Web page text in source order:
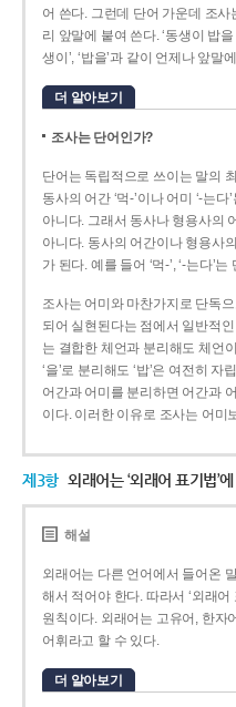
어 쓴다. 그런데 단어 가운데 조
리 앞말에 붙여 쓴다. ‘동생이 밥을
생이’, ‘밥을’과 같이 언제나 앞말
더 알아보기
조사는 단어인가?
단어는 독립적으로 쓰이는 말의
동사의 어간 ‘먹-­’이나 어미 ‘­-는
아니다. 그래서 동사나 형용사의
아니다. 동사의 어간이나 형용사
가 된다. 예를 들어 ‘먹-’, ‘-는다’
조사는 어미와 마찬가지로 단독
되어 실현된다는 점에서 일반적
는 결합한 체언과 분리해도 체언
‘을’로 분리해도 ‘밥’은 여전히
어간과 어미를 분리하면 어간과
이다. 이러한 이유로 조사는 어미
제3항 외래어는 ‘외래어 표기법’
해설
외래어는 다른 언어에서 들어온
해서 적어야 한다. 따라서 ‘외래어
원칙이다. 외래어는 고유어, 한자
어휘라고 할 수 있다.
더 알아보기